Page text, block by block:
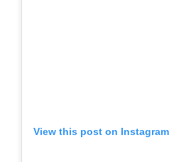
View this post on Instagram